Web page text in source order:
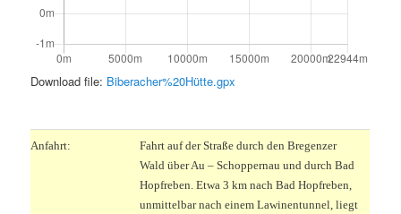
Download file: Biberacher%20Hütte.gpx
Anfahrt:
Fahrt auf der Straße durch den Bregenzer
Wald über Au – Schoppernau und durch Bad
Hopfreben. Etwa 3 km nach Bad Hopfreben,
unmittelbar nach einem Lawinentunnel, liegt